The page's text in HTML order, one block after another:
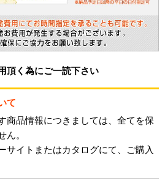
頂く為にご一読下さい
て
商品情報につきましては、全てを保
ん。
サイトまたはカタログにて、ご購入